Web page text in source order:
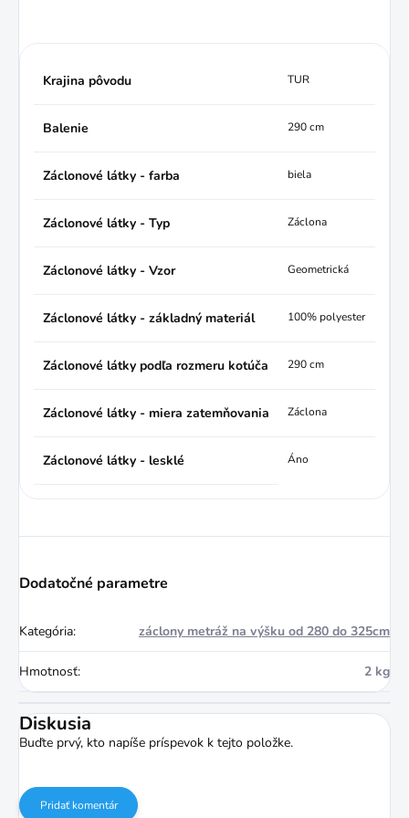
Krajina pôvodu TUR
Balenie 290 cm
Záclonové látky - farba biela
Záclonové látky - Typ Záclona
Záclonové látky - Vzor Geometrická
Záclonové látky - základný materiál 100% polyester
Záclonové látky podľa rozmeru kotúča 290 cm
Záclonové látky - miera zatemňovania Záclona
Záclonové látky - lesklé Áno
Dodatočné parametre
Kategória: záclony metráž na výšku od 280 do 325cm
Hmotnosť: 2 kg
Diskusia
Buďte prvý, kto napíše príspevok k tejto položke.
Pridať komentár